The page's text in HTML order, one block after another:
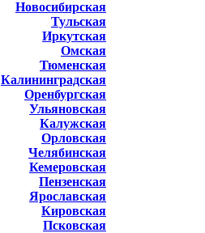
Новосибирская
Тульская
Иркутская
Омская
Тюменская
Калининградская
Оренбургская
Ульяновская
Калужская
Орловская
Челябинская
Кемеровская
Пензенская
Ярославская
Кировская
Псковская